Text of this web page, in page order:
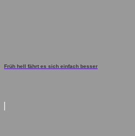
Früh hell fährt es sich einfach besser